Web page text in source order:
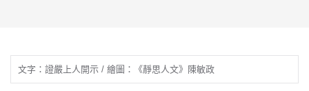
文字：證嚴上人開示 / 繪圖：《靜思人文》陳敏政